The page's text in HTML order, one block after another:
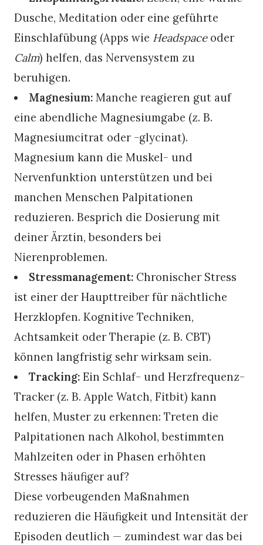
Dusche, Meditation oder eine geführte
Einschlafübung (Apps wie Headspaceoder
Calm) helfen, das Nervensystem zu
beruhigen.
Magnesium: Manche reagieren gut auf
eine abendliche Magnesiumgabe (z. B.
Magnesiumcitrat oder -glycinat).
Magnesium kann die Muskel- und
Nervenfunktion unterstützen und bei
manchen Menschen Palpitationen
reduzieren. Besprich die Dosierung mit
deiner Ärztin, besonders bei
Nierenproblemen.
Stressmanagement: Chronischer Stress
ist einer der Haupttreiber für nächtliche
Herzklopfen. Kognitive Techniken,
Achtsamkeit oder Therapie (z. B. CBT)
können langfristig sehr wirksam sein.
Tracking: Ein Schlaf- und Herzfrequenz-
Tracker (z. B. Apple Watch, Fitbit) kann
helfen, Muster zu erkennen: Treten die
Palpitationen nach Alkohol, bestimmten
Mahlzeiten oder in Phasen erhöhten
Stresses häufiger auf?
Diese vorbeugenden Maßnahmen
reduzieren die Häufigkeit und Intensität der
Episoden deutlich — zumindest war das bei